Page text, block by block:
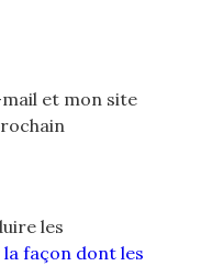
et mon site
les
façon dont les